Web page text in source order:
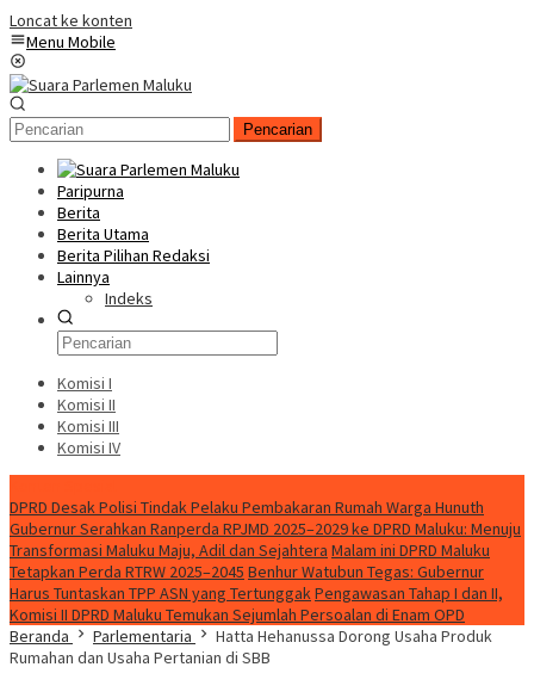
Loncat ke konten
Menu Mobile
Pencarian
Paripurna
Berita
Berita Utama
Berita Pilihan Redaksi
Lainnya
Indeks
Komisi I
Komisi II
Komisi III
Komisi IV
DPRD Desak Polisi Tindak Pelaku Pembakaran Rumah Warga Hunuth
Gubernur Serahkan Ranperda RPJMD 2025–2029 ke DPRD Maluku: Menuju
Transformasi Maluku Maju, Adil dan Sejahtera Malam ini DPRD Maluku
Tetapkan Perda RTRW 2025–2045 Benhur Watubun Tegas: Gubernur
Harus Tuntaskan TPP ASN yang TertunggakPengawasan Tahap I dan II,
Komisi II DPRD Maluku Temukan Sejumlah Persoalan di Enam OPD
Beranda
Parlementaria
Hatta Hehanussa Dorong Usaha Produk
Rumahan dan Usaha Pertanian di SBB